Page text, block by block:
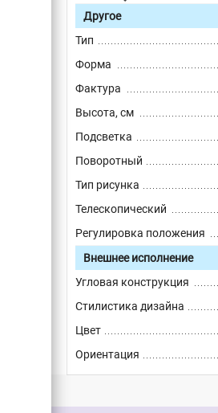
Другое
Тип
Форма
Фактура
Высота, см
Подсветка
Поворотный
Тип рисунка
Телескопический
Регулировка положения
Внешнее исполнение
Угловая конструкция
Стилистика дизайна
Цвет
Ориентация